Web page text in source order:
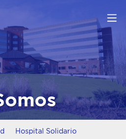
Hospital Solidario